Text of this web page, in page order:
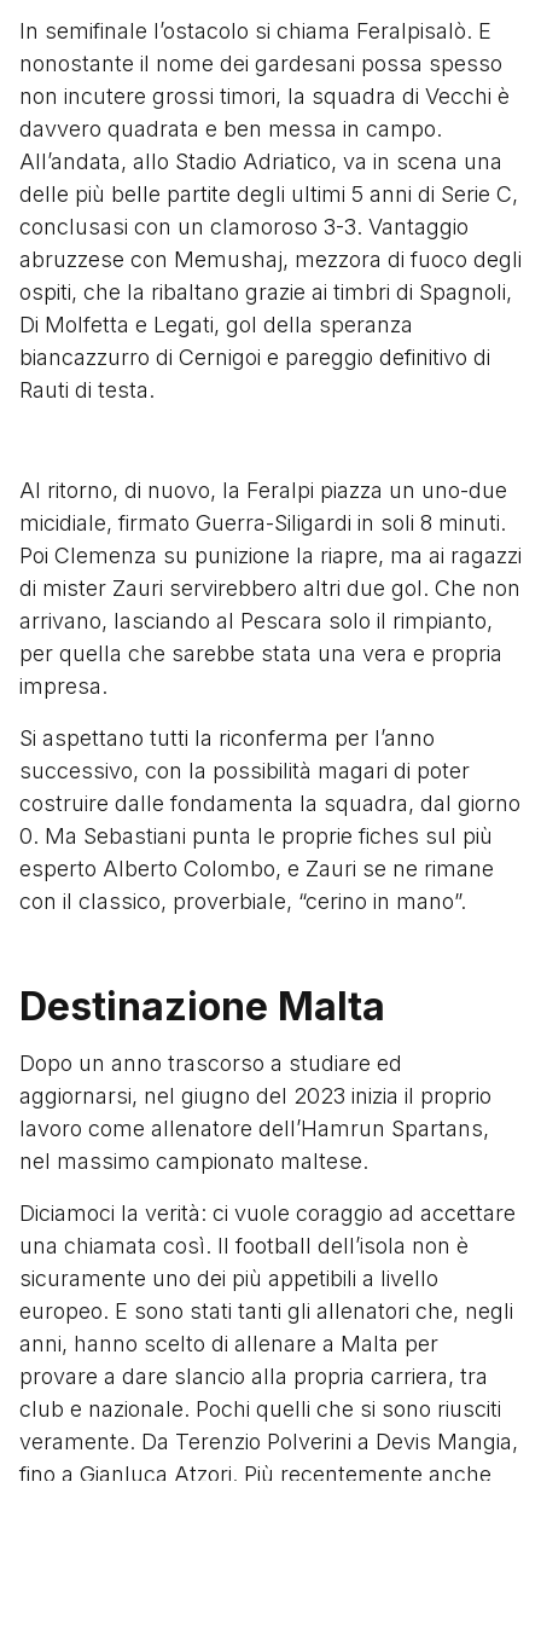
In semifinale l’ostacolo si chiama Feralpisalò. E
nonostante il nome dei gardesani possa spesso
non incutere grossi timori, la squadra di Vecchi è
davvero quadrata e ben messa in campo.
All’andata, allo Stadio Adriatico, va in scena una
delle più belle partite degli ultimi 5 anni di Serie C,
conclusasi con un clamoroso 3-3. Vantaggio
abruzzese con Memushaj, mezzora di fuoco degli
ospiti, che la ribaltano grazie ai timbri di Spagnoli,
Di Molfetta e Legati, gol della speranza
biancazzurro di Cernigoi e pareggio definitivo di
Rauti di testa.
Al ritorno, di nuovo, la Feralpi piazza un uno-due
micidiale, firmato Guerra-Siligardi in soli 8 minuti.
Poi Clemenza su punizione la riapre, ma ai ragazzi
di mister Zauri servirebbero altri due gol. Che non
arrivano, lasciando al Pescara solo il rimpianto,
per quella che sarebbe stata una vera e propria
impresa.
Si aspettano tutti la riconferma per l’anno
successivo, con la possibilità magari di poter
costruire dalle fondamenta la squadra, dal giorno
0. Ma Sebastiani punta le proprie fiches sul più
esperto Alberto Colombo, e Zauri se ne rimane
con il classico, proverbiale, “cerino in mano”.
Destinazione Malta
Dopo un anno trascorso a studiare ed
aggiornarsi, nel giugno del 2023 inizia il proprio
lavoro come allenatore dell’Hamrun Spartans,
nel massimo campionato maltese.
Diciamoci la verità: ci vuole coraggio ad accettare
una chiamata così. Il football dell’isola non è
sicuramente uno dei più appetibili a livello
europeo. E sono stati tanti gli allenatori che, negli
anni, hanno scelto di allenare a Malta per
provare a dare slancio alla propria carriera, tra
club e nazionale. Pochi quelli che si sono riusciti
veramente. Da Terenzio Polverini a Devis Mangia,
fino a Gianluca Atzori. Più recentemente anche